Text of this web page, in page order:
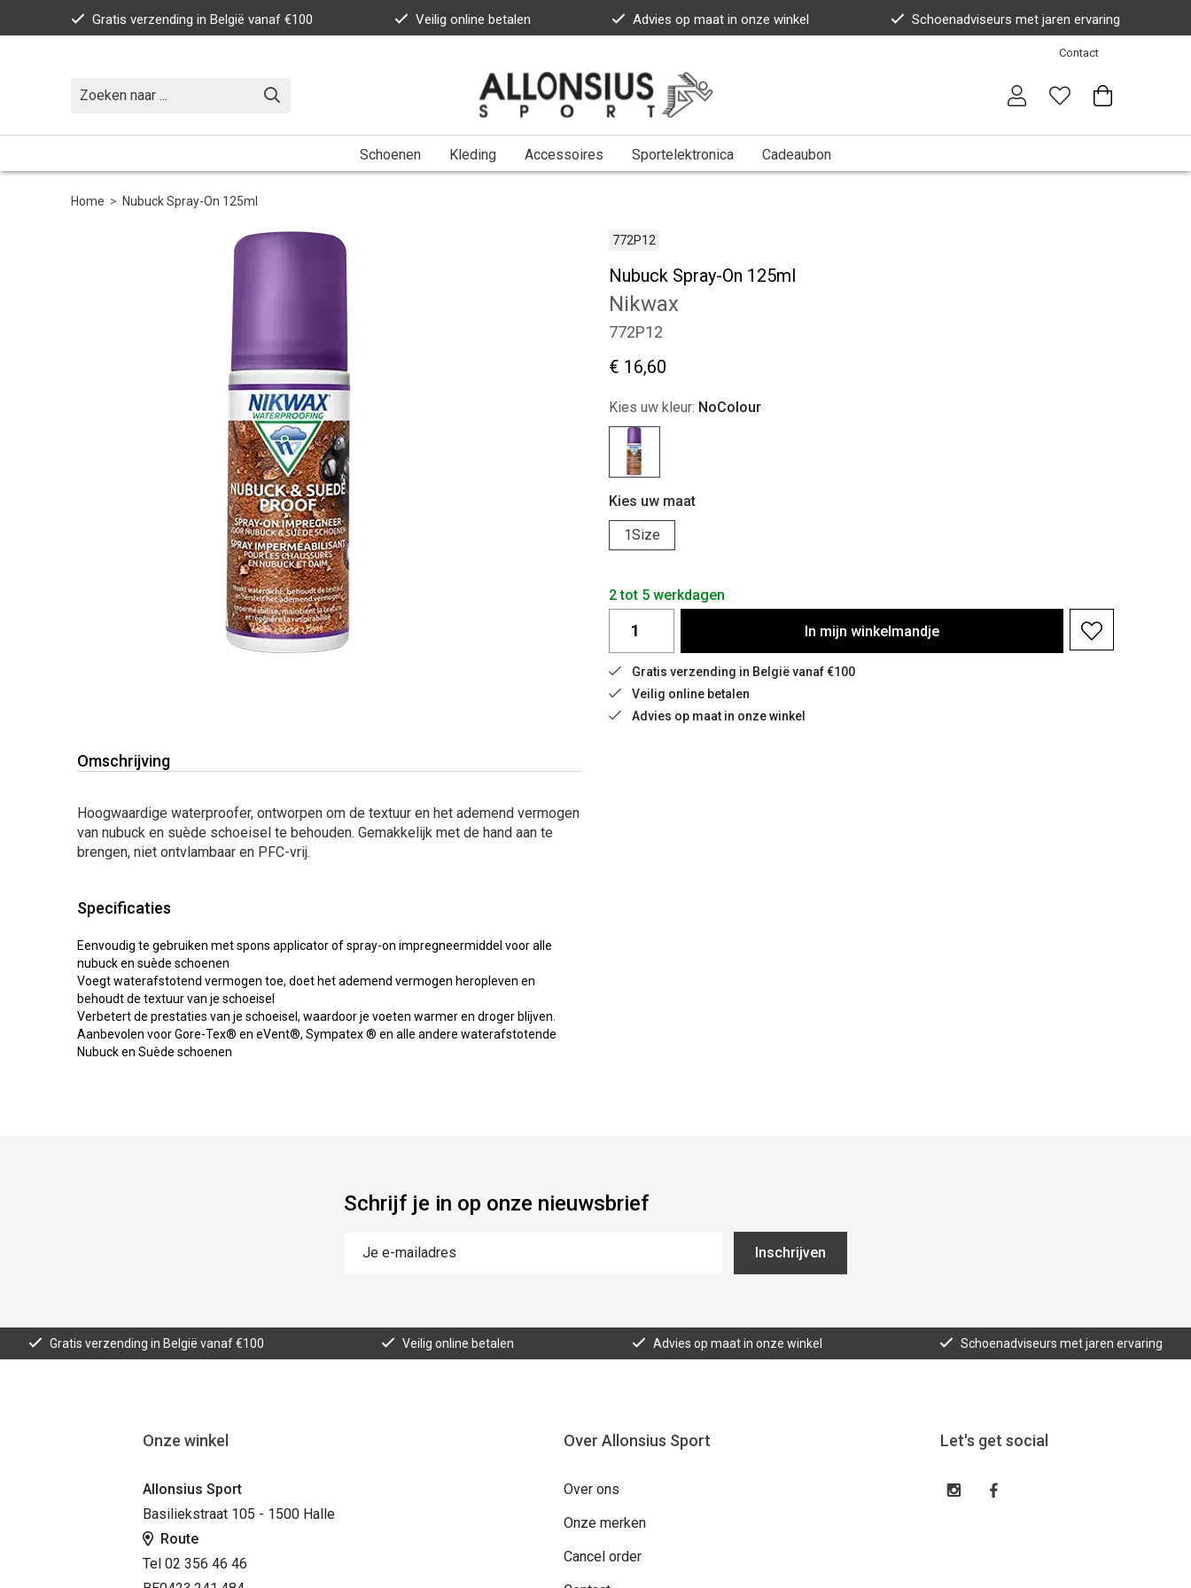
Gratis verzending in België vanaf €100 Veilig online betalen Advies op maat in onze winkel Schoenadviseurs met jaren ervaring
Contact
Schoenen Kleding Accessoires Sportelektronica Cadeaubon
Home > Nubuck Spray-On 125ml
772P12
Nubuck Spray-On 125ml
Nikwax
772P12
€ 16,60
Kies uw kleur: NoColour
Kies uw maat
1Size
2 tot 5 werkdagen
In mijn winkelmandje
Gratis verzending in België vanaf €100
Veilig online betalen
Advies op maat in onze winkel
Omschrijving
Hoogwaardige waterproofer, ontworpen om de textuur en het ademend vermogen
van nubuck en suède schoeisel te behouden. Gemakkelijk met de hand aan te
brengen, niet ontvlambaar en PFC-vrij.
Specificaties
Eenvoudig te gebruiken met spons applicator of spray-on impregneermiddel voor alle
nubuck en suède schoenen
Voegt waterafstotend vermogen toe, doet het ademend vermogen heropleven en
behoudt de textuur van je schoeisel
Verbetert de prestaties van je schoeisel, waardoor je voeten warmer en droger blijven.
Aanbevolen voor Gore-Tex® en eVent®, Sympatex ® en alle andere waterafstotende
Nubuck en Suède schoenen
Schrijf je in op onze nieuwsbrief
Inschrijven
Gratis verzending in België vanaf €100 Veilig online betalen Advies op maat in onze winkel Schoenadviseurs met jaren ervaring
Onze winkel
Allonsius Sport
Basiliekstraat 105 - 1500 Halle
Route
Tel 02 356 46 46
Over Allonsius Sport
Over ons
Onze merken
Cancel order
Let's get social